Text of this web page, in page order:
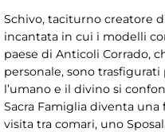
Schivo, taciturno creatore
incantata in cui i modelli
paese di Anticoli Corrado,
personale, sono trasfigurati
l’umano e il divino si
Sacra Famiglia diventa
visita tra comari, uno